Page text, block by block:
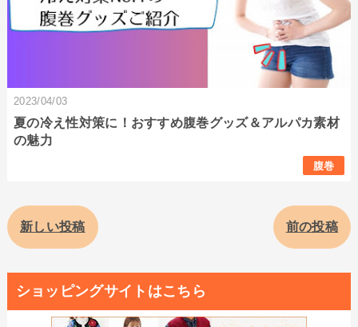
2023/04/03
夏の冷え性対策に！おすすめ腹巻グッズ＆アルパカ素材
の魅力
腹巻
新しい投稿 前の投稿
ショッピングサイトはこちら